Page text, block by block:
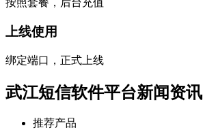
按照套餐，后台充值
上线使用
绑定端口，正式上线
武江短信软件平台新闻资讯
推荐产品